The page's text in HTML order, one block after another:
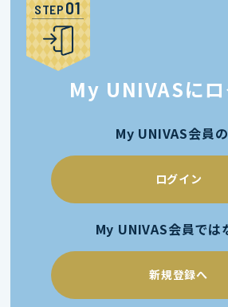
STEP
My UNIVASに
My UNIVAS会員
ログイン
My UNIVAS会員では
新規登録へ